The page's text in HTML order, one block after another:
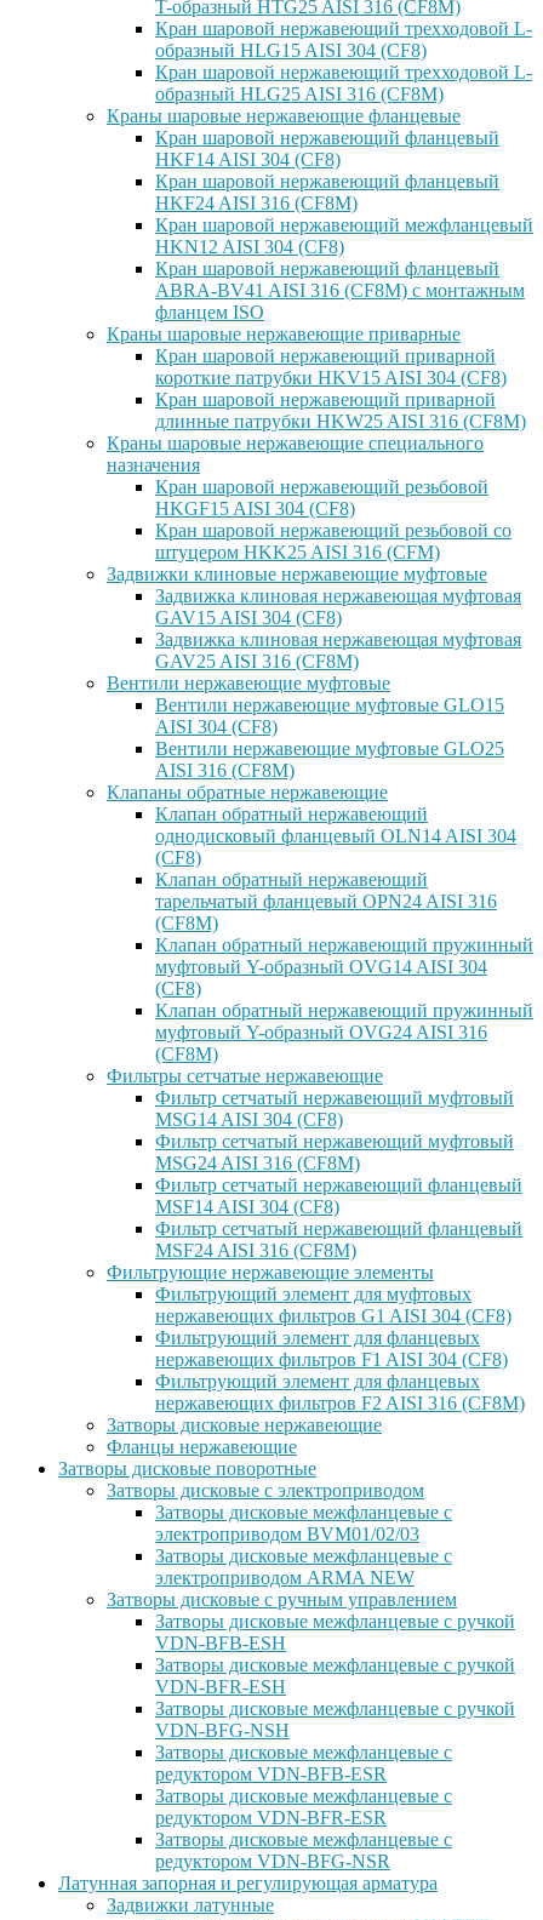
T-образный HTG25 AISI 316 (CF8M)
Кран шаровой нержавеющий трехходовой L-
образный HLG15 AISI 304 (CF8)
Кран шаровой нержавеющий трехходовой L-
образный HLG25 AISI 316 (CF8M)
Краны шаровые нержавеющие фланцевые
Кран шаровой нержавеющий фланцевый
HKF14 AISI 304 (CF8)
Кран шаровой нержавеющий фланцевый
HKF24 AISI 316 (CF8M)
Кран шаровой нержавеющий межфланцевый
HKN12 AISI 304 (CF8)
Кран шаровой нержавеющий фланцевый
ABRA-BV41 AISI 316 (CF8M) с монтажным
фланцем ISO
Краны шаровые нержавеющие приварные
Кран шаровой нержавеющий приварной
короткие патрубки HKV15 AISI 304 (CF8)
Кран шаровой нержавеющий приварной
длинные патрубки HKW25 AISI 316 (CF8M)
Краны шаровые нержавеющие специального
назначения
Кран шаровой нержавеющий резьбовой
HKGF15 AISI 304 (CF8)
Кран шаровой нержавеющий резьбовой со
штуцером HKK25 AISI 316 (CFM)
Задвижки клиновые нержавеющие муфтовые
Задвижка клиновая нержавеющая муфтовая
GAV15 AISI 304 (CF8)
Задвижка клиновая нержавеющая муфтовая
GAV25 AISI 316 (CF8M)
Вентили нержавеющие муфтовые
Вентили нержавеющие муфтовые GLO15
AISI 304 (CF8)
Вентили нержавеющие муфтовые GLO25
AISI 316 (CF8M)
Клапаны обратные нержавеющие
Клапан обратный нержавеющий
однодисковый фланцевый OLN14 AISI 304
(CF8)
Клапан обратный нержавеющий
тарельчатый фланцевый OPN24 AISI 316
(CF8M)
Клапан обратный нержавеющий пружинный
муфтовый Y-образный OVG14 AISI 304
(CF8)
Клапан обратный нержавеющий пружинный
муфтовый Y-образный OVG24 AISI 316
(CF8М)
Фильтры сетчатые нержавеющие
Фильтр сетчатый нержавеющий муфтовый
MSG14 AISI 304 (CF8)
Фильтр сетчатый нержавеющий муфтовый
MSG24 AISI 316 (CF8M)
Фильтр сетчатый нержавеющий фланцевый
MSF14 AISI 304 (CF8)
Фильтр сетчатый нержавеющий фланцевый
MSF24 AISI 316 (CF8M)
Фильтрующие нержавеющие элементы
Фильтрующий элемент для муфтовых
нержавеющих фильтров G1 AISI 304 (CF8)
Фильтрующий элемент для фланцевых
нержавеющих фильтров F1 AISI 304 (CF8)
Фильтрующий элемент для фланцевых
нержавеющих фильтров F2 AISI 316 (CF8M)
Затворы дисковые нержавеющие
Фланцы нержавеющие
Затворы дисковые поворотные
Затворы дисковые с электроприводом
Затворы дисковые межфланцевые с
электроприводом BVM01/02/03
Затворы дисковые межфланцевые с
электроприводом ARMA NEW
Затворы дисковые с ручным управлением
Затворы дисковые межфланцевые с ручкой
VDN-BFB-ESH
Затворы дисковые межфланцевые с ручкой
VDN-BFR-ESH
Затворы дисковые межфланцевые с ручкой
VDN-BFG-NSH
Затворы дисковые межфланцевые с
редуктором VDN-BFB-ESR
Затворы дисковые межфланцевые с
редуктором VDN-BFR-ESR
Затворы дисковые межфланцевые с
редуктором VDN-BFG-NSR
Латунная запорная и регулирующая арматура
Задвижки латунные